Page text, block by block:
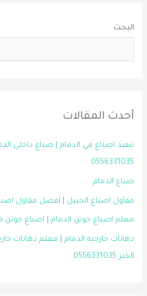
0556331035
البحث
أحدث المقالات
تنفيذ اصباغ في الدمام | صباغ داخلي
0556331035
صباغ الدمام
مقاول اصباغ الجبيل | افضل مقاول اصباغ في
معلم اصباغ جوتن الدمام | اصباغ جوتن
دهانات خارجية الدمام | معلم دهانات
الخبر 0556331035